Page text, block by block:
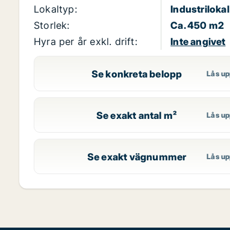
Lokaltyp:
Industrilokal
Storlek:
Ca. 450 m2
Hyra per år exkl. drift:
Inte angivet
Se konkreta belopp
Se exakt antal m²
Se exakt vägnummer